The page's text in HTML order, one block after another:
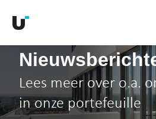
Lees meer over o.a.
in onze portefeuille